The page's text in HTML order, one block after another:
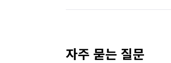
자주 묻는 질문